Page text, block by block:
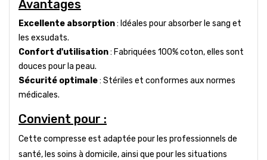
Avantages
Excellente absorption: Idéales pour absorber le sang et
les exsudats.
Confort d'utilisation: Fabriquées 100% coton, elles sont
douces pour la peau.
Sécurité optimale: Stériles et conformes aux normes
médicales.
Convient pour :
Cette compresse est adaptée pour les professionnels de
santé, les soins à domicile, ainsi que pour les situations